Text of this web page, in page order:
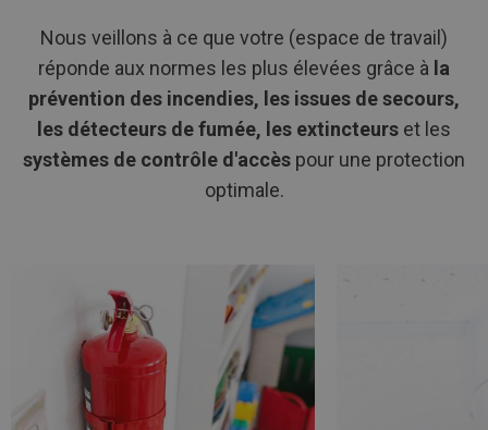
Nous veillons à ce que votre (espace de travail)
réponde aux normes les plus élevées grâce à la
prévention des incendies, les issues de secours,
les détecteurs de fumée, les extincteurs et les
systèmes de contrôle d'accès pour une protection
optimale.